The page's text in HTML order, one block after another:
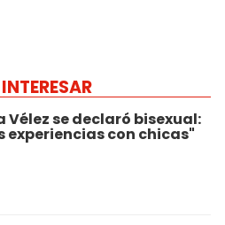
Vélez se declaró bisexual:
experiencias con chicas"